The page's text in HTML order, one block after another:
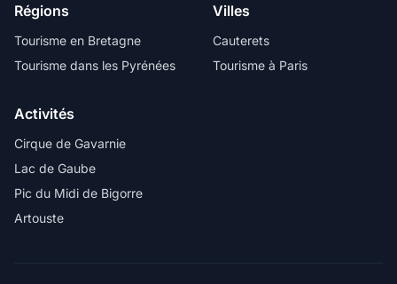
Régions
Tourisme en Bretagne
Tourisme dans les Pyrénées
Villes
Cauterets
Tourisme à Paris
Activités
Cirque de Gavarnie
Lac de Gaube
Pic du Midi de Bigorre
Artouste